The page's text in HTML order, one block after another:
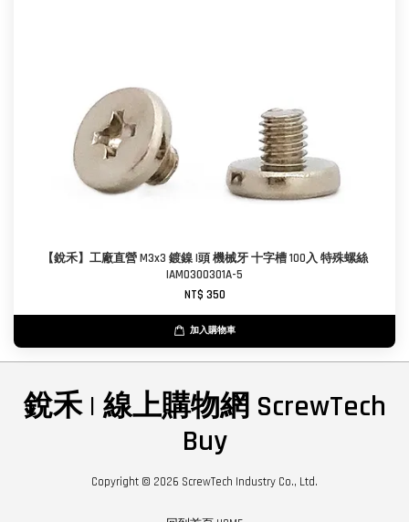
【銳禾】工廠直營 M3x3 鍍鎳 I頭 機械牙 十字槽 100入 特殊螺絲
IAM0300301A-5
NT$ 350
加入購物車
銳禾 | 線上購物網 ScrewTech
Buy
Copyright © 2026 ScrewTech Industry Co., Ltd.